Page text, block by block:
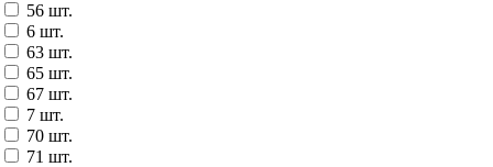
56 шт.
6 шт.
63 шт.
65 шт.
67 шт.
7 шт.
70 шт.
71 шт.